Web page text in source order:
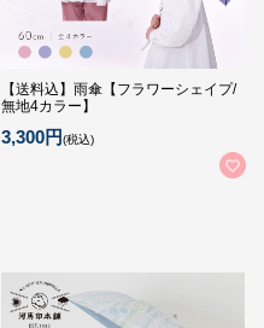
【送料込】雨傘【フラワーシェイプ/
無地4カラー】
3,300円(税込)